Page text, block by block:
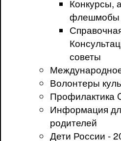
Конкурсы,
флешмобы
советы
Волонтеры
Профилактика
Информация
родителей
Дети России -